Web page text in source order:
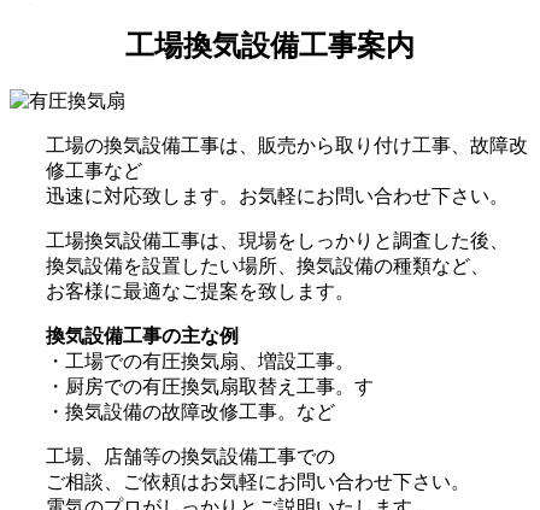
工場換気設備工事案内
工場の換気設備工事は、販売から取り付け工事、故障改
修工事など
迅速に対応致します。お気軽にお問い合わせ下さい。
工場換気設備工事は、現場をしっかりと調査した後、
換気設備を設置したい場所、換気設備の種類など、
お客様に最適なご提案を致します。
換気設備工事の主な例
・工場での有圧換気扇、増設工事。
・厨房での有圧換気扇取替え工事。す
・換気設備の故障改修工事。など
工場、店舗等の換気設備工事での
ご相談、ご依頼はお気軽にお問い合わせ下さい。